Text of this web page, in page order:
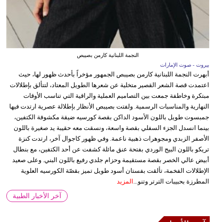
النجمة اللبنانية كارمن بصيبص
بيروت - صوت الإمارات
أبهرت النجمة اللبنانية كارمن بصيبص الجمهور مؤخراً بأحدث ظهور لها، حيث
اعتمدت قصة الشعر القصير متخلية عن شعرها الطويل المعتاد، لتتألق بإطلالات
مبتكرة وخاطفة جمعت بين التصاميم العملية والراقية التي تناسب الأوقات
النهارية والمناسبات الرسمية. ولفتت بصيبص الأنظار بإطلالة عصرية ارتدت فيها
جمبسوت طويل باللون الأسود الداكن بقصة كورسيه ضيقة مكشوفة الكتفين،
بينما انسدل الجزء السفلي بقصة واسعة، ونسقت معه حقيبة يد صغيرة باللون
الأصفر الزبدي ومجوهرات ذهبية ناعمة. وفي ظهور كاجوال آخر، ارتدت كنزة
تريكو باللون البيج الوردي بفتحة عنق مائلة كشفت عن أحد الكتفين، مع بنطال
أبيض عالي الخصر بقصة مستقيمة وحزام جلدي رفيع باللون البني. وعلى صعيد
الإطلالات الفخمة، تألقت بفستان أسود طويل تميز بقصّة الكورسيه العلوية
المطرزة بحبيبات الترتر وتنو... المزيد
آخر الأخبار الطبية